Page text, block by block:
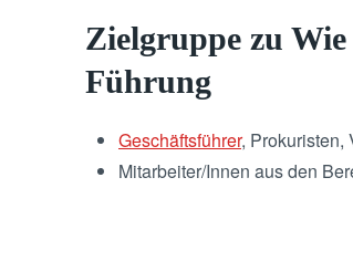
Zielgruppe zu
Führung
Geschäftsführer, Prokuristen,
Mitarbeiter/Innen aus den